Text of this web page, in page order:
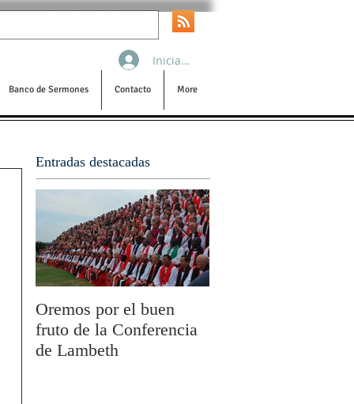
Banco de Sermones Contacto More
Iniciar sesión
Entradas destacadas
Oremos por el buen
fruto de la Conferencia
de Lambeth